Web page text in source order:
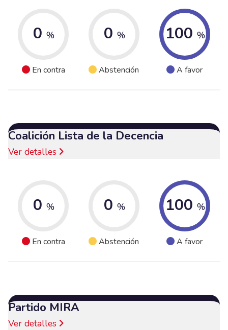
0 %
En contra
0 %
Abstención
100 %
A favor
Coalición Lista de la Decencia
Ver detalles
0 %
En contra
0 %
Abstención
100 %
A favor
Partido MIRA
Ver detalles